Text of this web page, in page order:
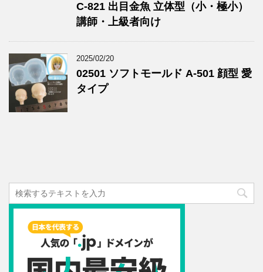
C-821 出目金魚 立体型（小・極小）
講師・上級者向け
2025/02/20
02501 ソフトモールド A-501 顔型 愛
タイプ